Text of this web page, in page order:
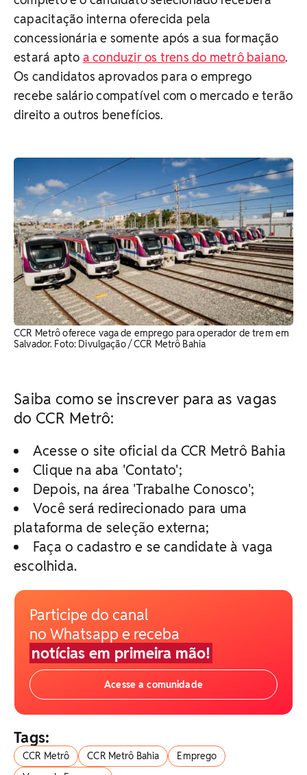
capacitação interna oferecida pela
concessionária e somente após a sua formação
estará apto a conduzir os trens do metrô baiano.
Os candidatos aprovados para o emprego
recebe salário compatível com o mercado e terão
direito a outros benefícios.
CCR Metrô oferece vaga de emprego para operador de trem em
Salvador. Foto: Divulgação / CCR Metrô Bahia
Saiba como se inscrever para as vagas
do CCR Metrô:
Acesse o site oficial da CCR Metrô Bahia
Clique na aba 'Contato';
Depois, na área 'Trabalhe Conosco';
Você será redirecionado para uma
plataforma de seleção externa;
Faça o cadastro e se candidate à vaga
escolhida.
Participe do canal
no Whatsapp e receba
notícias em primeira mão!
Acesse a comunidade
Tags:
CCR Metrô CCR Metrô Bahia
Emprego